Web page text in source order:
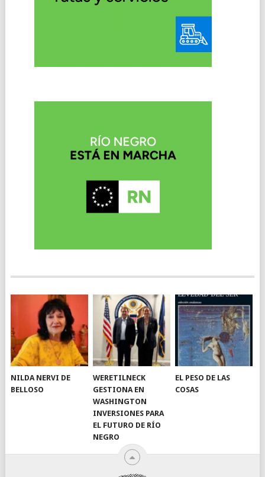
NILDA NERVI DE
BELLOSO
WERETILNECK
GESTIONA EN
WASHINGTON
INVERSIONES PARA
EL FUTURO DE RÍO
NEGRO
EL PESO DE LAS
COSAS